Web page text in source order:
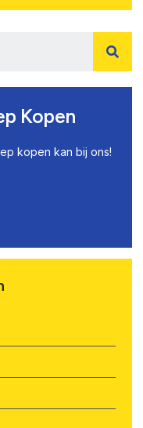
Kopen
kopen kan bij ons!